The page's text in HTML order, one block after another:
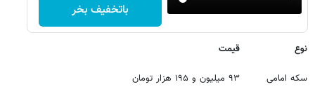
باتخفیف بخر
نوع قیمت
سکه امامی ۹۳ میلیون و ۱۹۵ هزار تومان